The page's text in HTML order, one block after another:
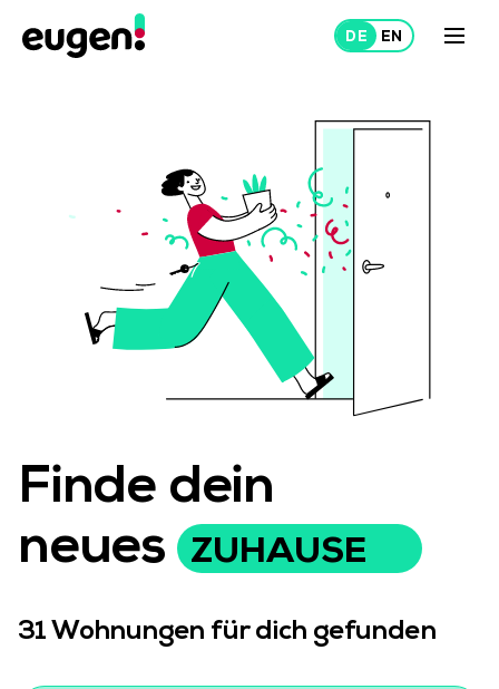
Über uns
Finde dein
neues
ZUHAUSE
31 Wohnungen für dich gefunden